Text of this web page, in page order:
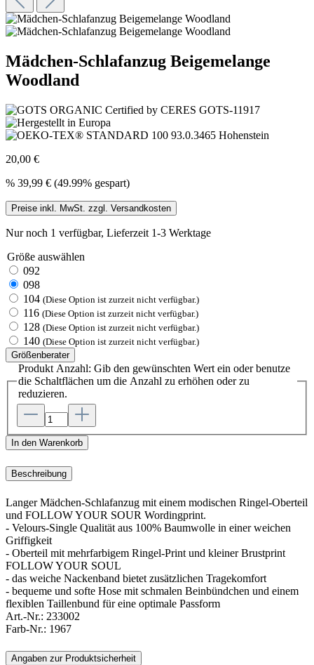
Mädchen-Schlafanzug Beigemelange
Woodland
20,00 €
% 39,99 € (49.99% gespart)
Preise inkl. MwSt. zzgl. Versandkosten
Nur noch 1 verfügbar, Lieferzeit 1-3 Werktage
Größe auswählen
092
098
104 (Diese Option ist zurzeit nicht verfügbar.)
116 (Diese Option ist zurzeit nicht verfügbar.)
128 (Diese Option ist zurzeit nicht verfügbar.)
140 (Diese Option ist zurzeit nicht verfügbar.)
Größenberater
Produkt Anzahl: Gib den gewünschten Wert ein oder benutze
die Schaltflächen um die Anzahl zu erhöhen oder zu
reduzieren.
In den Warenkorb
Beschreibung
Langer Mädchen-Schlafanzug mit einem modischen Ringel-Oberteil
und FOLLOW YOUR SOUR Wordingprint.
- Velours-Single Qualität aus 100% Baumwolle in einer weichen
Griffigkeit
- Oberteil mit mehrfarbigem Ringel-Print und kleiner Brustprint
FOLLOW YOUR SOUL
- das weiche Nackenband bietet zusätzlichen Tragekomfort
- bequeme und softe Hose mit schmalen Beinbündchen und einem
flexiblen Taillenbund für eine optimale Passform
Art.-Nr.: 233002
Farb-Nr.: 1967
Angaben zur Produktsicherheit